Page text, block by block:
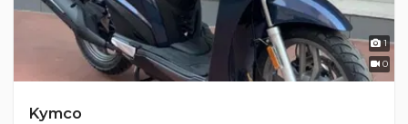
1
0
Kymco